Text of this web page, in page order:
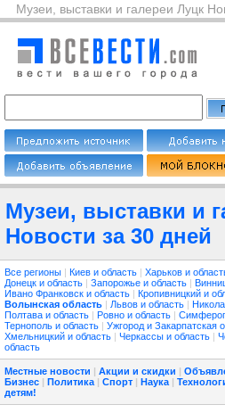
Музеи, выставки и галереи Луцк
Музеи, выставки и
Новости за 30 дней
Все регионы | Киев и область | Харьков и
Донецк и область | Запорожье и область |
Ивано Франковск и область | Кропивницкий и
Волынская область | Львов и область |
Полтава и область | Ровно и область |
Тернополь и область | Ужгород и Закарпатская
Хмельницкий и область | Черкассы и область |
область
Местные новости | Акции и скидки |
Бизнес | Политика | Спорт | Наука |
детям!